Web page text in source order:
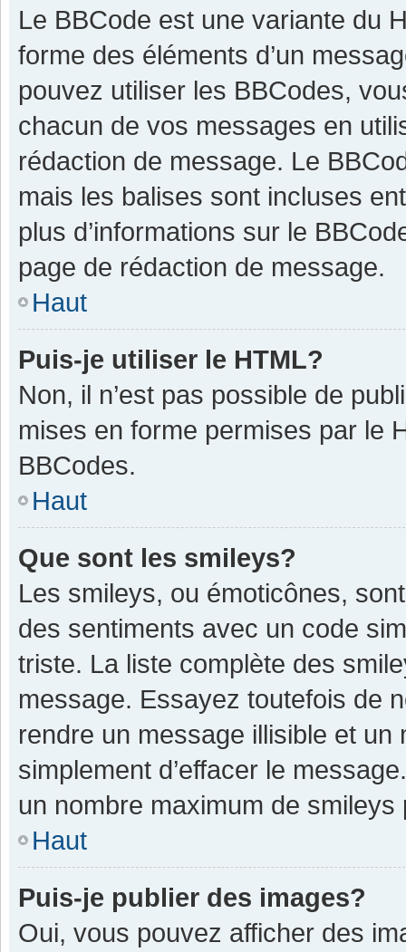
Le BBCode est une variante du
forme des éléments d’un
pouvez utiliser les BBCodes,
chacun de vos messages en
rédaction de message. Le
mais les balises sont incluses
plus d’informations sur le
page de rédaction de message.
Haut
Puis-je utiliser le HTML?
Non, il n’est pas possible de
mises en forme permises par le
BBCodes.
Haut
Que sont les smileys?
Les smileys, ou émoticônes,
des sentiments avec un code
triste. La liste complète des
message. Essayez toutefois de
rendre un message illisible et
simplement d’effacer le
un nombre maximum de smileys
Haut
Puis-je publier des images?
Oui, vous pouvez afficher des